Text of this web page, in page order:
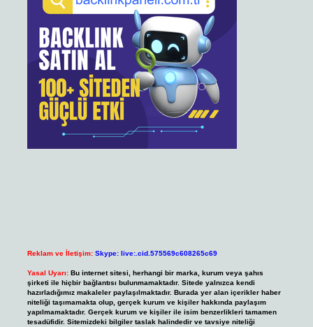
Reklam ve İletişim: Skype: live:.cid.575569c608265c69
Yasal Uyarı: Bu internet sitesi, herhangi bir marka, kurum veya şahıs
şirketi ile hiçbir bağlantısı bulunmamaktadır. Sitede yalnızca kendi
hazırladığımız makaleler paylaşılmaktadır. Burada yer alan içerikler haber
niteliği taşımamakta olup, gerçek kurum ve kişiler hakkında paylaşım
yapılmamaktadır. Gerçek kurum ve kişiler ile isim benzerlikleri tamamen
tesadüfidir. Sitemizdeki bilgiler taslak halindedir ve tavsiye niteliği